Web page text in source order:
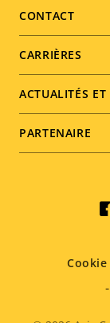
menu
CONTACT
CARRIÈRES
ACTUALITÉS
PARTENAIRE